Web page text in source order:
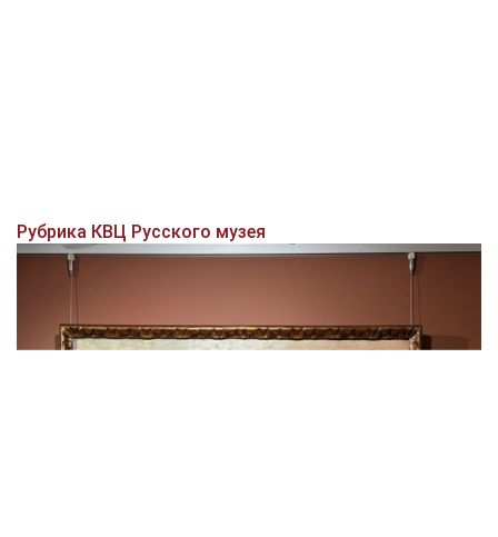
Рубрика КВЦ Русского музея